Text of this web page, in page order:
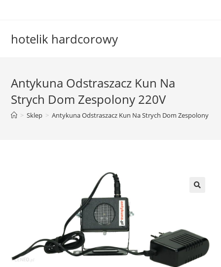
hotelik hardcorowy
Antykuna Odstraszacz Kun Na
Strych Dom Zespolony 220V
> Sklep > Antykuna Odstraszacz Kun Na Strych Dom Zespolony